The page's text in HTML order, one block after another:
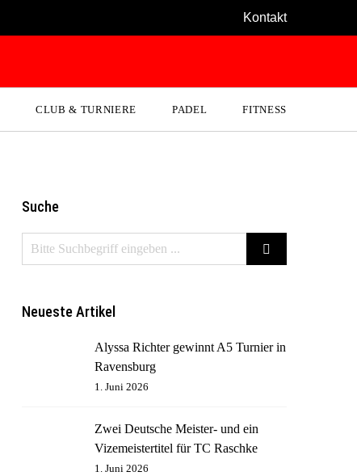
Kontakt
CLUB & TURNIERE PADEL FITNESS
Suche
Neueste Artikel
Alyssa Richter gewinnt A5 Turnier in
Ravensburg
1. Juni 2026
Zwei Deutsche Meister- und ein
Vizemeistertitel für TC Raschke
1. Juni 2026